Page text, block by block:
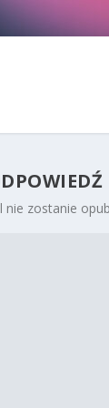
nie zostanie